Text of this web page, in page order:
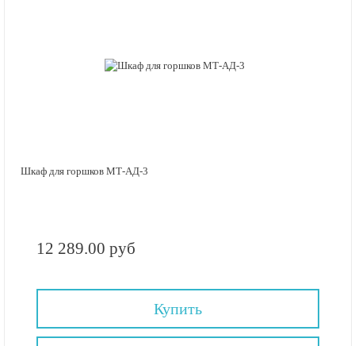
Шкаф для горшков МТ-АД-3
12 289.00 руб
Купить